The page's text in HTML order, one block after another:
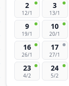
2
12/1
3
13/1
9
19/1
10
20/1
16
26/1
17
27/1
23
4/2
24
5/2